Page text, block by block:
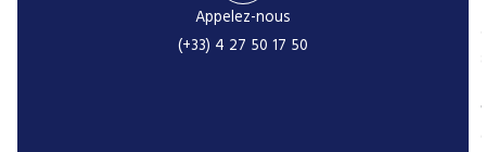
Appelez-nous
(+33) 4 27 50 17 50